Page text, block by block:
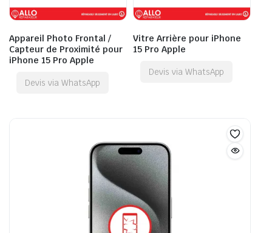
Appareil Photo Frontal /
Capteur de Proximité pour
iPhone 15 Pro Apple
Devis via WhatsApp
Vitre Arrière pour iPhone
15 Pro Apple
Devis via WhatsApp